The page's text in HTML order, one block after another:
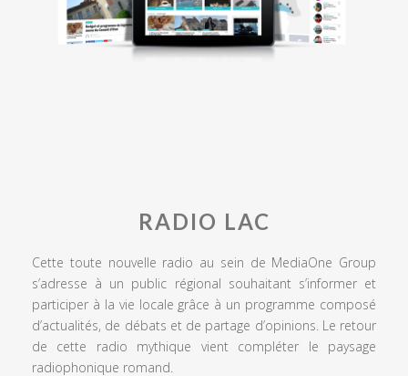
RADIO LAC
Cette toute nouvelle radio au sein de MediaOne Group
s’adresse à un public régional souhaitant s’informer et
participer à la vie locale grâce à un programme composé
d’actualités, de débats et de partage d’opinions. Le retour
de cette radio mythique vient compléter le paysage
radiophonique romand.